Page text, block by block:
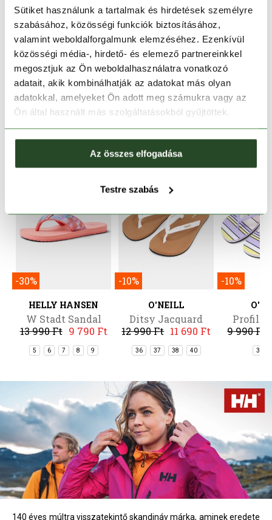
Sütiket használunk a tartalmak és hirdetések személyre
szabásához, közösségi funkciók biztosításához,
valamint weboldalforgalmunk elemzéséhez. Ezenkívül
közösségi média-, hirdető- és elemező partnereinkkel
megosztjuk az Ön weboldalhasználatra vonatkozó
adatait, akik kombinálhatják az adatokat más olyan
adatokkal, amelyeket Ön adott meg számukra vagy az
Ön által használt más szolgáltatásokból gyűjtöttek.
Az összes elfogadása
Testre szabás
TERMÉKLEÍRÁS
TERMÉK RÉSZLETEK
Ingyenes kiszállítás 15 000 Ft felett
HASONLÓ TERMÉKEK
-30%
HELLY HANSEN
W Stadt Sandal
13 990 Ft 9 790 Ft
5 6 7 8 9
-10%
O'NEILL
Ditsy Jacquard
Sandals
12 990 Ft 11 690 Ft
36 37 38 40
-10%
Profile
9 990 Ft
36
140 éves múltra visszatekintő skandináv márka, aminek eredete